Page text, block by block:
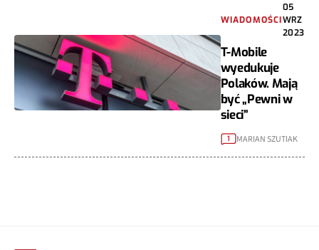
WIADOMOŚCI
05
WRZ
2023
T-Mobile
wyedukuje
Polaków. Mają
być „Pewni w
sieci”
1 MARIAN SZUTIAK